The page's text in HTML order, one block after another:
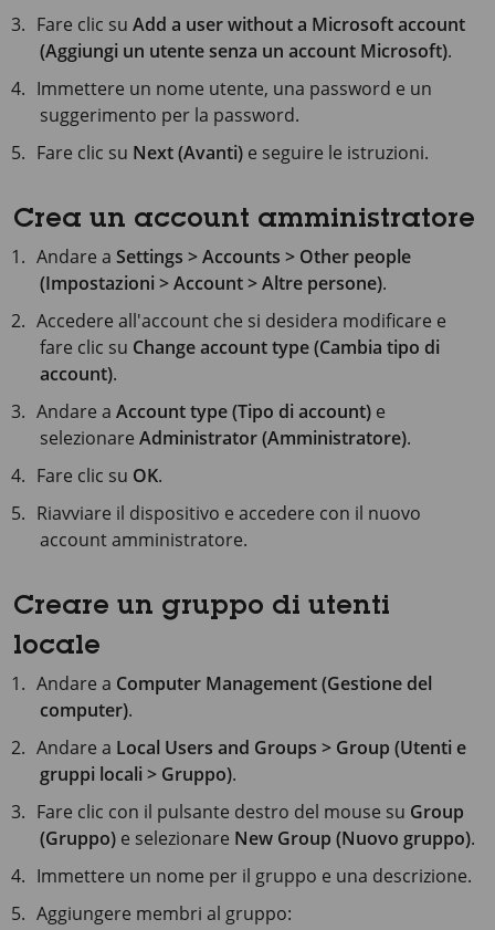
Fare clic suAdd a user without a Microsoft account
(Aggiungi un utente senza un account Microsoft).
Immettere un nome utente, una password e un
suggerimento per la password.
Fare clic su Next (Avanti) e seguire le istruzioni.
Crea un account amministratore
Andare aSettings > Accounts > Other people
(Impostazioni > Account > Altre persone).
Accedere all'account che si desidera modificare e
fare clic su Change account type (Cambia tipo di
account).
Andare aAccount type (Tipo di account) e
selezionare Administrator (Amministratore).
Fare clic su OK.
Riavviare il dispositivo e accedere con il nuovo
account amministratore.
Creare un gruppo di utenti
locale
Andare a Computer Management (Gestione del
computer).
Andare a Local Users and Groups > Group (Utenti e
gruppi locali > Gruppo).
Fare clic con il pulsante destro del mouse su Group
(Gruppo) e selezionare New Group (Nuovo gruppo).
Immettere un nome per il gruppo e una descrizione.
Aggiungere membri al gruppo: